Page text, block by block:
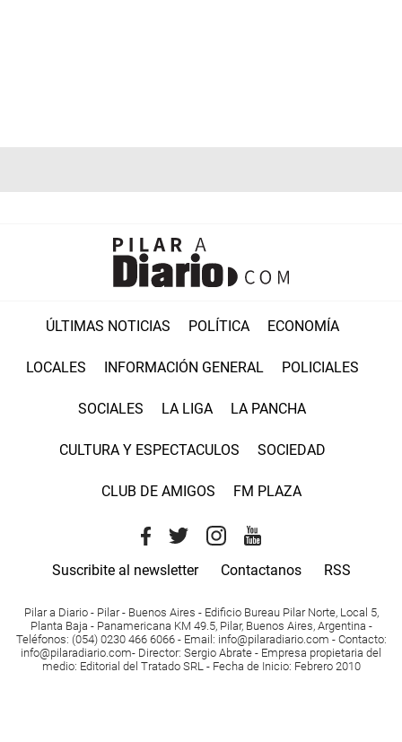
ÚLTIMAS NOTICIAS POLÍTICA ECONOMÍA
LOCALES INFORMACIÓN GENERAL POLICIALES
SOCIALES LA LIGA LA PANCHA
CULTURA Y ESPECTACULOS SOCIEDAD
CLUB DE AMIGOS FM PLAZA
Suscribite al newsletter Contactanos RSS
Pilar a Diario - Pilar - Buenos Aires - Edificio Bureau Pilar Norte, Local 5,
Planta Baja - Panamericana KM 49.5, Pilar, Buenos Aires, Argentina -
Teléfonos: (054) 0230 466 6066 - Email : info@pilaradiario.com - Contacto:
info@pilaradiario.com- Director: Sergio Abrate - Empresa propietaria del
medio: Editorial del Tratado SRL - Fecha de Inicio: Febrero 2010